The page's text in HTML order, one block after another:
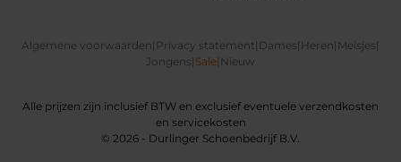
Algemene voorwaarden Privacy statement Dames Heren Meisjes
Jongens Sale Nieuw
Alle prijzen zijn inclusief BTW en exclusief eventuele verzendkosten
en servicekosten
© 2026 - Durlinger Schoenbedrijf B.V.